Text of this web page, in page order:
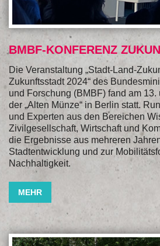
BMBF-KONFERENZ
Die Veranstaltung „Stadt-Land-
Zukunftsstadt 2024“ des
und Forschung (BMBF) fand am 13.
der „Alten Münze“ in Berlin statt.
und Experten aus den Bereichen
Zivilgesellschaft, Wirtschaft und
die Ergebnisse aus mehreren
Stadtentwicklung und zur
Nachhaltigkeit.
MEHR